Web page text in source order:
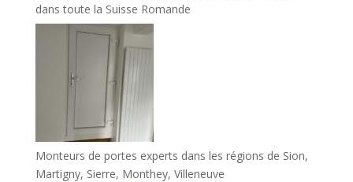
dans toute la Suisse Romande
Monteurs de portes experts dans les régions de Sion,
Martigny, Sierre, Monthey, Villeneuve